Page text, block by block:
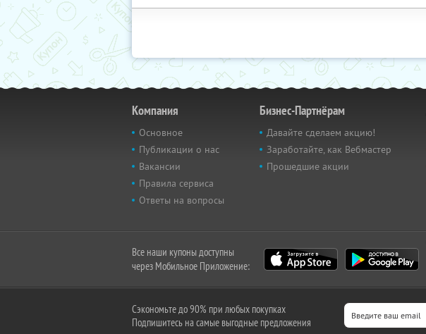
Компания
Основное
Публикации о нас
Вакансии
Правила сервиса
Ответы на вопросы
Бизнес-Партнёрам
Давайте сделаем акцию!
Заработайте, как Вебмастер
Прошедшие акции
Все наши купоны доступны
через Мобильное Приложение:
Сэкономьте до 90% при любых покупках
Подпишитесь на самые выгодные предложения